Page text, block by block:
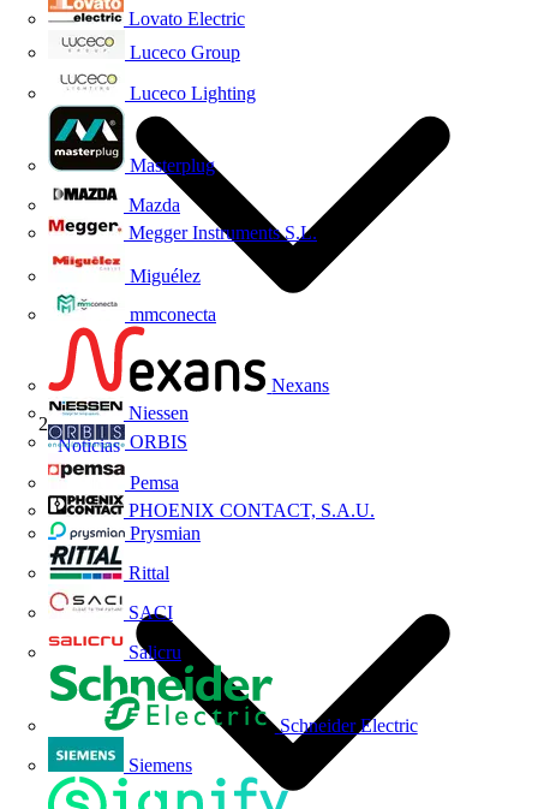
Lovato Electric
Luceco Group
Luceco Lighting
Masterplug
Mazda
Megger Instruments S.L.
Miguélez
mmconecta
Nexans
Niessen
ORBIS
Pemsa
PHOENIX CONTACT, S.A.U.
Prysmian
Rittal
SACI
Salicru
Schneider Electric
Siemens
Noticias